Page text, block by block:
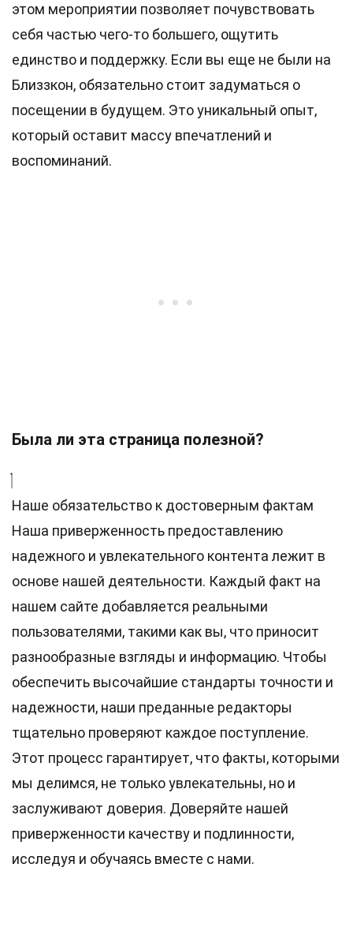
этом мероприятии позволяет почувствовать
себя частью чего-то большего, ощутить
единство и поддержку. Если вы еще не были на
Близзкон, обязательно стоит задуматься о
посещении в будущем. Это уникальный опыт,
который оставит массу впечатлений и
воспоминаний.
Была ли эта страница полезной?
Наше обязательство к достоверным фактам
Наша приверженность предоставлению
надежного и увлекательного контента лежит в
основе нашей деятельности. Каждый факт на
нашем сайте добавляется реальными
пользователями, такими как вы, что приносит
разнообразные взгляды и информацию. Чтобы
обеспечить высочайшие стандарты точности и
надежности, наши преданные редакторы
тщательно проверяют каждое поступление.
Этот процесс гарантирует, что факты, которыми
мы делимся, не только увлекательны, но и
заслуживают доверия. Доверяйте нашей
приверженности качеству и подлинности,
исследуя и обучаясь вместе с нами.